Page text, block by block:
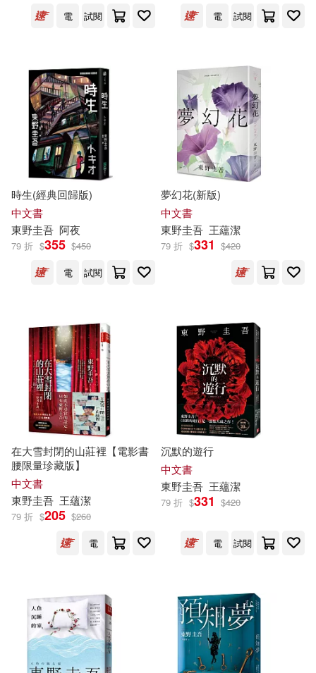
電 試閱
電
試閱
時生(經典回歸版)
中文書
東野圭吾 阿夜
79 折 $355 $450
電
試閱
夢幻花(新版)
中文書
東野圭吾 王蘊潔
79 折 $331 $420
在大雪封閉的山莊裡【電影書
腰限量珍藏版】
中文書
東野圭吾 王蘊潔
79 折 $205 $260
電
沉默的遊行
中文書
東野圭吾 王蘊潔
79 折 $331 $420
電 試閱